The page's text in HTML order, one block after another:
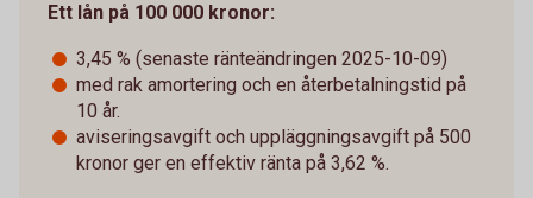
Ett lån på 100 000 kronor:
3,45 % (senaste ränteändringen 2025-10-09)
med rak amortering och en återbetalningstid på
10 år.
aviseringsavgift och uppläggningsavgift på 500
kronor ger en effektiv ränta på 3,62 %.